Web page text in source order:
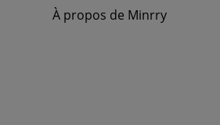
À propos de Minrry